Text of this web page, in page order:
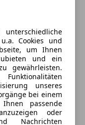
USB-/Audio-
abblendend
genarbt
an Rücksitz
Umluft-
Cookies und
um Ihnen
und ein
gewährleisten.
unseres
bei einem
passende
oder
Nachrichten